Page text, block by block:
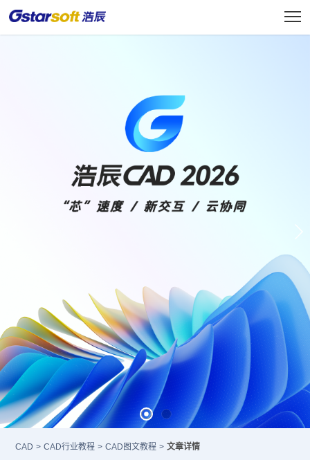
CAD > CAD行业教程 > CAD图文教程 > 文章详情